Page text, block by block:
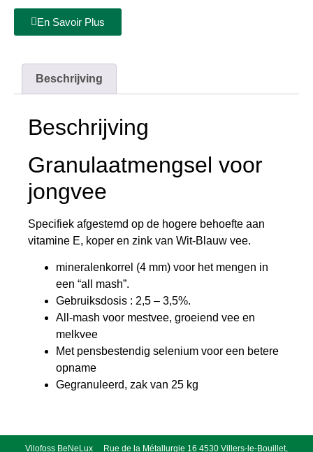
En Savoir Plus
Beschrijving
Beschrijving
Granulaatmengsel voor
jongvee
Specifiek afgestemd op de hogere behoefte aan
vitamine E, koper en zink van Wit-Blauw vee.
mineralenkorrel (4 mm) voor het mengen in
een “all mash”.
Gebruiksdosis : 2,5 – 3,5%.
All-mash voor mestvee, groeiend vee en
melkvee
Met pensbestendig selenium voor een betere
opname
Gegranuleerd, zak van 25 kg
Vilofoss BeNeLux Rue de la Métallurgie 16 4530 Villers-le-Bouillet,